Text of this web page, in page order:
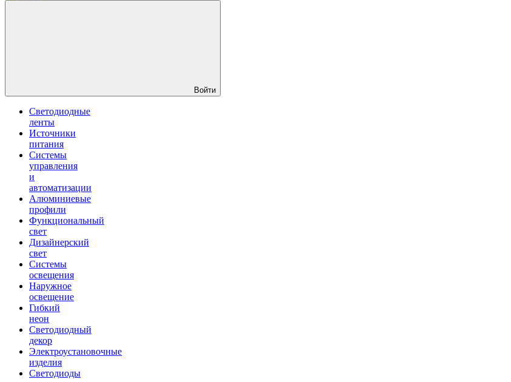
Войти
Светодиодные
ленты
Источники
питания
Системы
управления
и
автоматизации
Алюминиевые
профили
Функциональный
свет
Дизайнерский
свет
Системы
освещения
Наружное
освещение
Гибкий
неон
Светодиодный
декор
Электроустановочные
изделия
Светодиоды